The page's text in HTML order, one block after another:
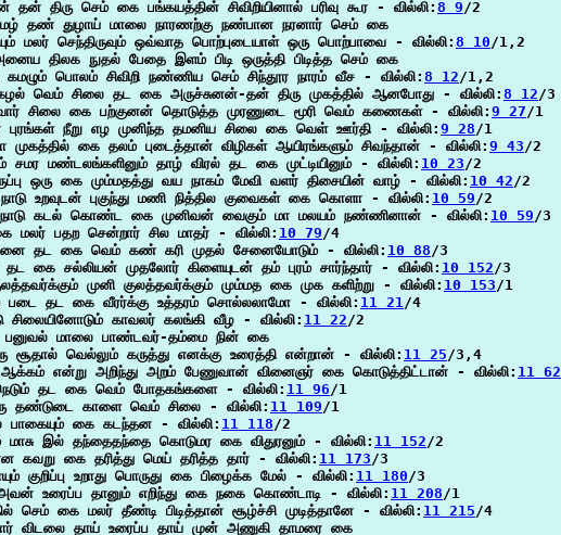
தன் திரு செம் கை பங்கயத்தின் சிவிறியினால் பரிவு கூர - வில்லி: 8 9/2
தண் துழாய் மாலை நாரணற்கு நண்பான நரனார் செம் கை
மலர் செந்திருவும் ஒவ்வாத பொற்புடையாள் ஒரு பொற்பாவை - வில்லி:
8 10/1,2
திலக நுதல் பேதை இளம் பிடி ஒருத்தி பிடித்த செம் கை
கமழும் பொலம் சிவிறி நண்ணிய செம் சிந்தூர நாரம் வீச - வில்லி:
8 12/1,2
வெம் சிலை தட கை அருச்சுனன்-தன் திரு முகத்தில் ஆனபோது - வில்லி:8 12/3
வார் சிலை கை பற்குனன் தொடுத்த முரணுடை மூரி வெம் கணைகள் - வில்லி: 9 27/1
புரங்கள் நீறு எழ முனிந்த தமனிய சிலை கை வெள் ஊர்தி - வில்லி: 9 28/1
முகத்தில் கை தலம் புடைத்தான் விழிகள் ஆயிரங்களும் சிவந்தான் - வில்லி: 9 43/2
சமர மண்டலங்களினும் தாழ் விரல் தட கை முட்டியினும் - வில்லி: 10 23/2
ஒரு கை மும்மதத்து வய நாகம் மேவி வளர் திசையின் வாழ் - வில்லி: 10 42/2
உறவுடன் புகுந்து மணி நித்தில குவைகள் கை கொளா - வில்லி: 10 59/2
கடல் கொண்ட கை முனிவன் வைகும் மா மலயம் நண்ணினான் - வில்லி: 10 59/3
மலர் பதற சென்றார் சில மாதர் - வில்லி: 10 79/4
தட கை வெம் கண் கரி முதல் சேனையோடும் - வில்லி: 10 88/3
தட கை சல்லியன் முதலோர் கிளையுடன் தம் புரம் சார்ந்தார் - வில்லி: 10 152/3
முனி குலத்தவர்க்கும் மும்மத கை முக களிற்று - வில்லி: 10 153/1
படை தட கை வீரர்க்கு உத்தரம் சொல்லலாமோ - வில்லி: 11 21/4
சிலையினோடும் காவலர் கலங்கி வீழ - வில்லி: 11 22/2
பனுவல் மாலை பாண்டவர்-தம்மை நின் கை
சூதால் வெல்லும் கருத்து எனக்கு உரைத்தி என்றான் - வில்லி:
11 25/3,4
ஆக்கம் என்று அறிந்து அறம் பேணுவான் வினைஞர் கை கொடுத்திட்டான் - வில்லி: 11 62
தட கை வெம் போதகங்களை - வில்லி: 11 96/1
தண்டுடை காளை வெம் சிலை - வில்லி: 11 109/1
பாகையும் கை கடந்தன - வில்லி: 11 118/2
மாசு இல் தந்தைதந்தை கொடுமர கை விதுரனும் - வில்லி: 11 152/2
கவறு கை தரித்து மெய் தரித்த தார் - வில்லி: 11 173/3
குறிப்பு உறாது பொருது கை பிழைக்க மேல் - வில்லி: 11 180/3
உரைப்ப தானும் எறிந்து கை நகை கொண்டாடி - வில்லி: 11 208/1
செம் கை மலர் தீண்டி பிடித்தான் சூழ்ச்சி முடித்தானே - வில்லி: 11 215/4
விடலை தாய் உரைப்ப தாய் முன் அணுகி தாமரை கை